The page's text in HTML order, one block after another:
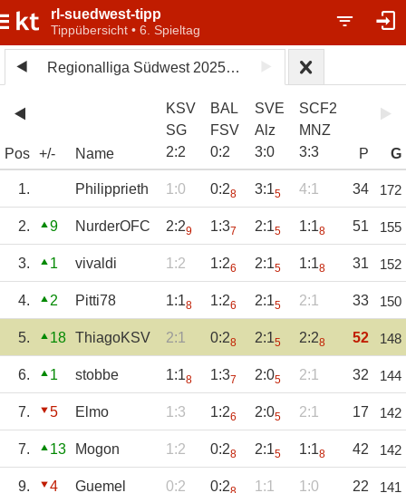
rl-suedwest-tipp
Tippübersicht • 6. Spieltag
Regionalliga Südwest 2025/26
Pos +/- Name
KSV
SG
2:2
BAL
FSV
0:2
SVE
Alz
3:0
SCF2
MNZ
3:3 P G
1. Philipprieth 1:0 0:28 3:15 4:1 34 172
2. 9 NurderOFC 2:29 1:37 2:15 1:18 51 155
3. 1 vivaldi 1:2 1:26 2:15 1:18 31 152
4. 2 Pitti78 1:18 1:26 2:15 2:1 33 150
5. 18 ThiagoKSV 2:1 0:28 2:15 2:28 52 148
6. 1 stobbe 1:18 1:37 2:05 2:1 32 144
7. 5 Elmo 1:3 1:26 2:05 2:1 17 142
7. 13 Mogon 1:2 0:28 2:15 1:18 42 142
9. 4 Guemel 0:2 0:2 1:1 1:0 22 141